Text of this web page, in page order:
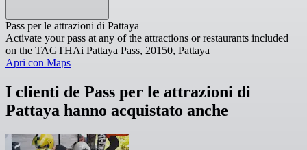
Pass per le attrazioni di Pattaya
Activate your pass at any of the attractions or restaurants included
on the TAGTHAi Pattaya Pass, 20150, Pattaya
Apri con Maps
I clienti de Pass per le attrazioni di
Pattaya hanno acquistato anche